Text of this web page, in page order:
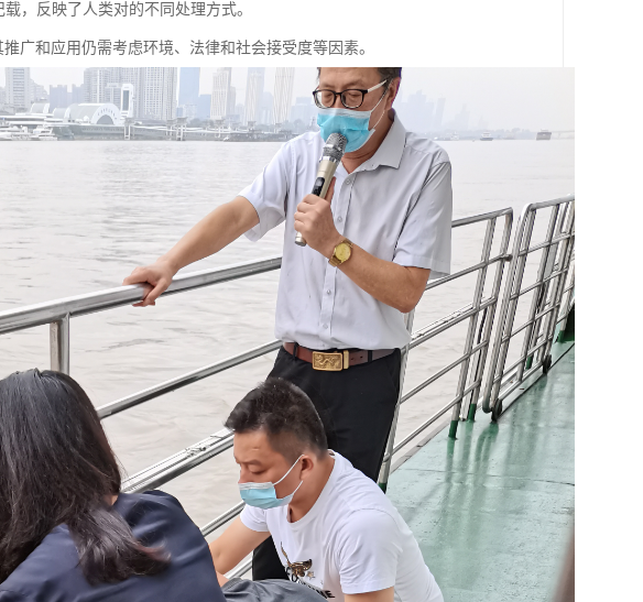
，反映了人类对的不同处理方式。
广和应用仍需考虑环境、法律和社会接受度等因素。